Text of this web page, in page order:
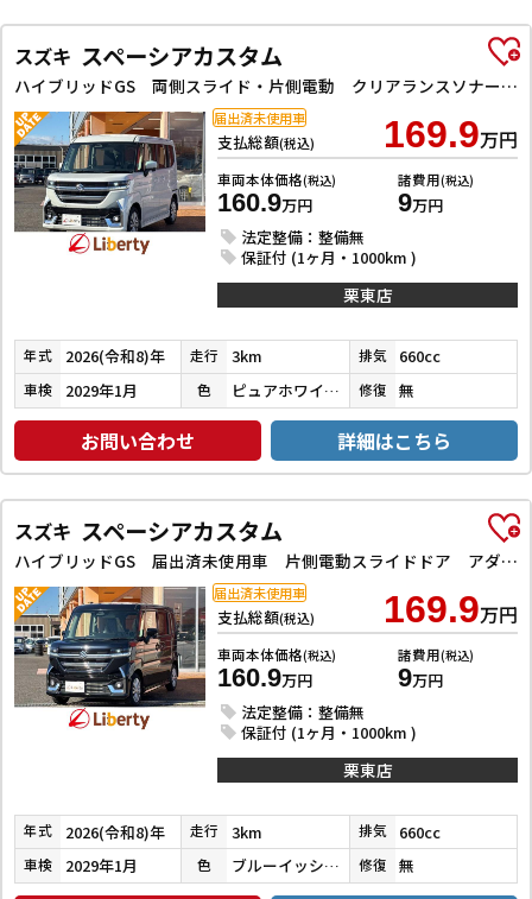
スズキ スペーシアカスタム
ハイブリッドGS 両側スライド・片側電動 クリアランスソナー オートクルーズコントロール レーンアシスト 衝突被害軽減システム オートライト LEDヘッドランプ スマートキー アイドリングストップ 電動格納ミラー
支払総額(税込) 169.9万円
車両本体価格(税込)
160.9万円
諸費用(税込)
9万円
法定整備：整備無
保証付 (1ヶ月・1000km )
届出済未使用車
栗東店
年式 2026(令和8)年 走行 3km 排気 660cc
車検 2029年1月 色 ピュアホワイトパール 修復 無
お問い合わせ 詳細はこちら
スズキ スペーシアカスタム
ハイブリッドGS 届出済未使用車 片側電動スライドドア アダプティブクルーズコントロール クリアランスソナー レーンアシスト 衝突被害軽減システム オートライト LEDヘッドランプ アイドリングストップ 電動格納ミラー
支払総額(税込) 169.9万円
車両本体価格(税込)
160.9万円
諸費用(税込)
9万円
法定整備：整備無
保証付 (1ヶ月・1000km )
届出済未使用車
栗東店
年式 2026(令和8)年 走行 3km 排気 660cc
車検 2029年1月 色 ブルーイッシュブラックパール３ 修復 無